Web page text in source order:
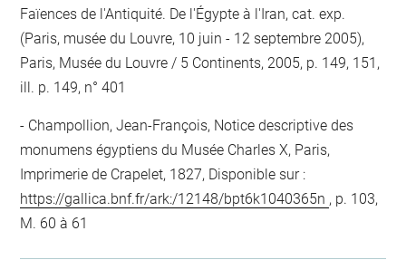
Faïences de l'Antiquité. De l'Égypte à l'Iran, cat. exp.
(Paris, musée du Louvre, 10 juin - 12 septembre 2005),
Paris, Musée du Louvre / 5 Continents, 2005, p. 149, 151,
ill. p. 149, n° 401
Champollion, Jean-François, Notice descriptive des
monumens égyptiens du Musée Charles X, Paris,
Imprimerie de Crapelet, 1827, Disponible sur :
https://gallica.bnf.fr/ark:/12148/bpt6k1040365n , p. 103,
M. 60 à 61